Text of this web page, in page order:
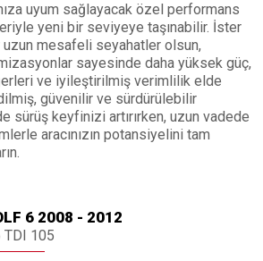
uyum sağlayacak özel performans
yeni bir seviyeye taşınabilir. İster
uzun mesafeli seyahatler olsun,
sayesinde daha yüksek güç,
ve iyileştirilmiş verimlilik elde
güvenilir ve sürdürülebilir
sürüş keyfinizi artırırken, uzun vadede
aracınızın potansiyelini tam
6 2008 - 2012
TDI 105